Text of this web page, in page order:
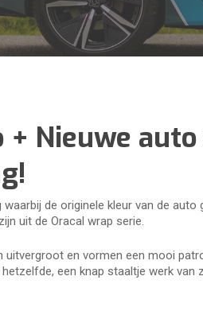
+ Nieuwe
waarbij de originele kleur van de
uit de Oracal wrap serie.
uitvergroot en vormen een mooi
een knap staaltje werk